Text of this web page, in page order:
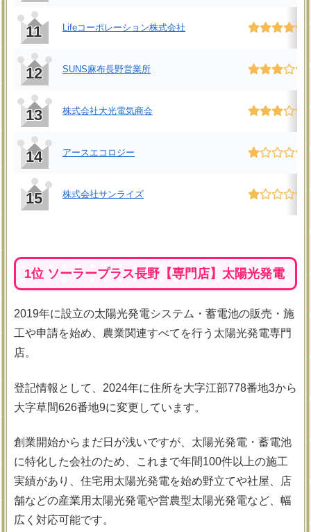
11 Lifeコーポレーション株式会社
12 SUNS麻布長野営業所
13 株式会社大光電気商会
14 アースエコロジー
15 株式会社サンライズ
1位 ソーラープラス長野【専門店】太陽光発電
2019年に設立の太陽光発電システム・蓄電池の販売・施
工や申請を始め、農業関連すべてを行う太陽光発電専門
店。
登記情報として、2024年に住所を大字江部778番地3から
大字草間626番地9に変更しています。
創業開始からまだ日が浅いですが、太陽光発電・蓄電池
に特化した会社のため、これまで年間100件以上の施工
実績があり、住宅用太陽光発電を始め野立てや社屋、店
舗などの産業用太陽光発電や営農型太陽光発電など、幅
広く対応可能です。